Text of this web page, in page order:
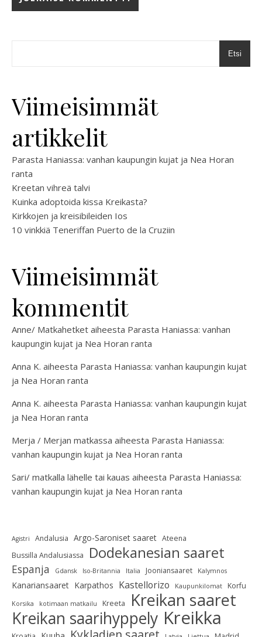
Etsi
Viimeisimmät
artikkelit
Parasta Haniassa: vanhan kaupungin kujat ja Nea Horan
ranta
Kreetan vihreä talvi
Kuinka adoptoida kissa Kreikasta?
Kirkkojen ja kreisibileiden Ios
10 vinkkiä Teneriffan Puerto de la Cruziin
Viimeisimmät
kommentit
Anne/ Matkahetket aiheesta Parasta Haniassa: vanhan
kaupungin kujat ja Nea Horan ranta
Anna K. aiheesta Parasta Haniassa: vanhan kaupungin kujat
ja Nea Horan ranta
Anna K. aiheesta Parasta Haniassa: vanhan kaupungin kujat
ja Nea Horan ranta
Merja / Merjan matkassa aiheesta Parasta Haniassa:
vanhan kaupungin kujat ja Nea Horan ranta
Sari/ matkalla lähelle tai kauas aiheesta Parasta Haniassa:
vanhan kaupungin kujat ja Nea Horan ranta
Agistri Andalusia Argo-Saroniset saaret Ateena
Bussilla Andalusiassa
Dodekanesian saaret
Espanja Gdansk Iso-Britannia Italia Jooniansaaret Kalymnos
Kanariansaaret Karpathos Kastellorizo Kaupunkilomat Korfu
Korsika kotimaan matkailu Kreeta Kreikan saaret
Kreikan saarihyppely Kreikka